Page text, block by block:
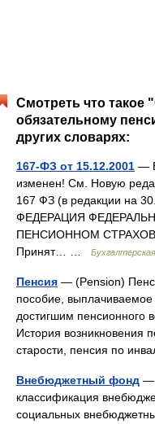
Смотреть что такое
обязательному
других словарях:
167-ФЗ от 15.12.2001 —
изменен! См. Новую
167 ФЗ (в редакции на
ФЕДЕРАЦИЯ
ПЕНСИОННОМ
Принят… …
Пенсия — (Pension)
пособие,
достигшим пенсионного
История возникновения
старости, пенсия по
Внебюджетный фонд —
классификация
социальных